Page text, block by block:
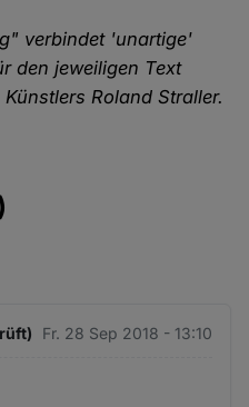
verbindet 'unartige'
den jeweiligen Text
Roland Straller.
Fr. 28 Sep 2018 - 13:10